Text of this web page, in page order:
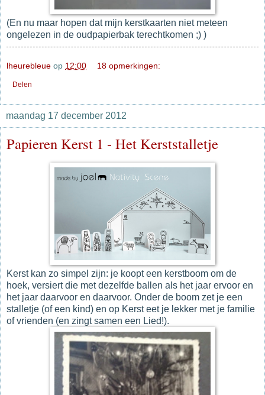
(En nu maar hopen dat mijn kerstkaarten niet meteen
ongelezen in de oudpapierbak terechtkomen ;) )
lheurebleue op 12:00 18 opmerkingen:
Delen
maandag 17 december 2012
Papieren Kerst 1 - Het Kerststalletje
Kerst kan zo simpel zijn: je koopt een kerstboom om de
hoek, versiert die met dezelfde ballen als het jaar ervoor en
het jaar daarvoor en daarvoor. Onder de boom zet je een
stalletje (of een kind) en op Kerst eet je lekker met je familie
of vrienden (en zingt samen een Lied!).